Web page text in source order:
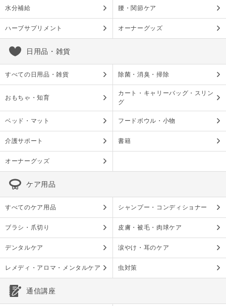
水分補給 腰・関節ケア
ハーブサプリメント オーナーグッズ
日用品・雑貨
すべての日用品・雑貨 除菌・消臭・掃除
おもちゃ・知育
カート・キャリーバッグ・スリン
グ
ベッド・マット フードボウル・小物
介護サポート 書籍
オーナーグッズ
ケア用品
すべてのケア用品 シャンプー・コンディショナー
ブラシ・爪切り 皮膚・被毛・肉球ケア
デンタルケア 涙やけ・耳のケア
レメディ・アロマ・メンタルケア 虫対策
通信講座